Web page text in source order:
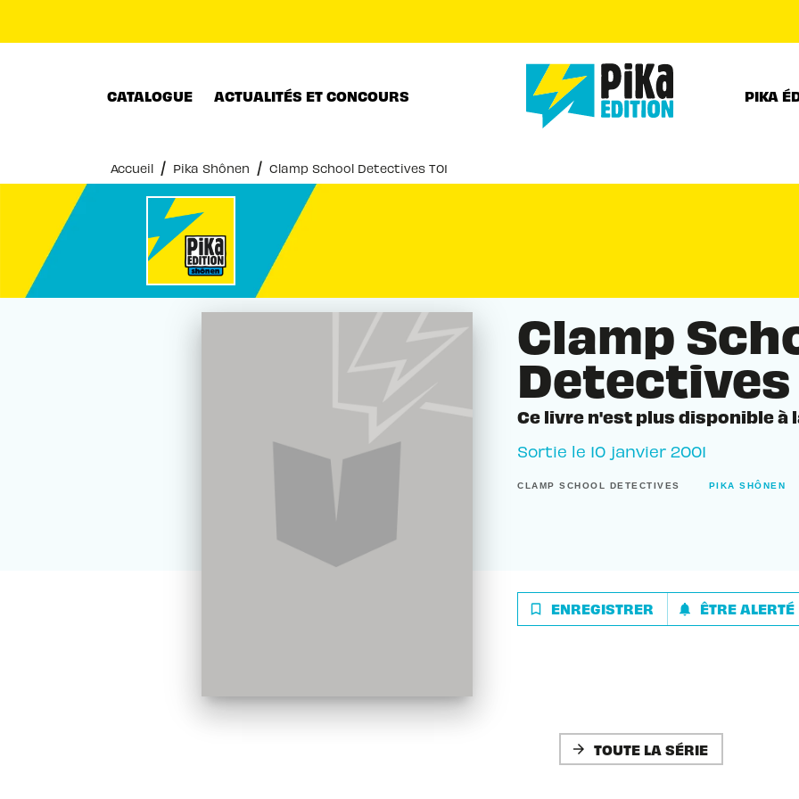
CATALOGUE ACTUALITÉS ET CONCOURS PIKA
Accueil / Pika Shônen / Clamp School Detectives T01
Clamp
Detectives
Ce livre n'est plus disponible à
Sortie le 10 janvier 2001
CLAMP SCHOOL DETECTIVES PIKA SHÔNEN
bookmark_border ENREGISTRER notifications ÊTRE ALERTÉ
arrow_forward TOUTE LA SÉRIE